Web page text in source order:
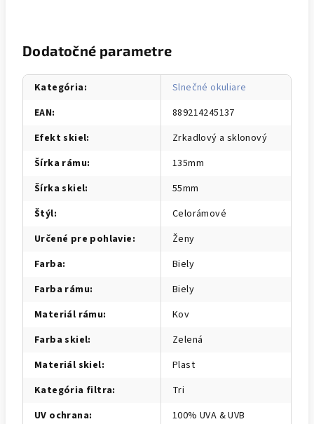
Dodatočné parametre
Kategória:
Slnečné okuliare
EAN:
889214245137
Efekt skiel:
Zrkadlový a sklonový
Šírka rámu:
135mm
Šírka skiel:
55mm
Štýl:
Celorámové
Určené pre pohlavie:
Ženy
Farba:
Biely
Farba rámu:
Biely
Materiál rámu:
Kov
Farba skiel:
Zelená
Materiál skiel:
Plast
Kategória filtra:
Tri
UV ochrana:
100% UVA & UVB